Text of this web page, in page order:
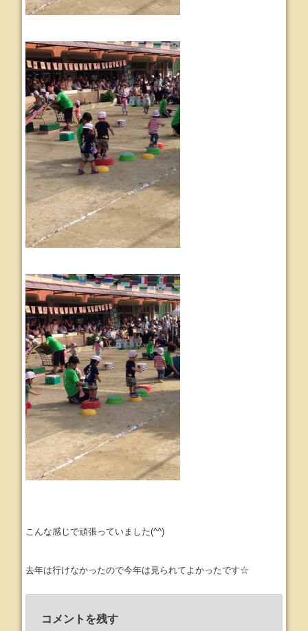
こんな感じで頑張っていました(^^)
去年は行けなかったので今年は見られてよかったです☆
コメントを残す